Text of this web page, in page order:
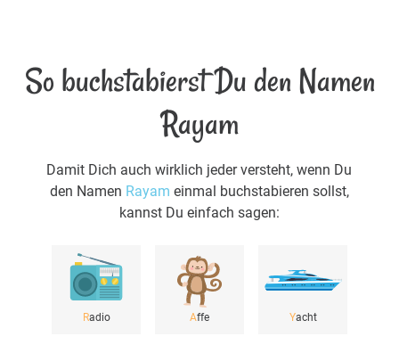
So buchstabierst Du den Namen
Rayam
Damit Dich auch wirklich jeder versteht, wenn Du
den Namen Rayam einmal buchstabieren sollst,
kannst Du einfach sagen:
Radio Affe Yacht